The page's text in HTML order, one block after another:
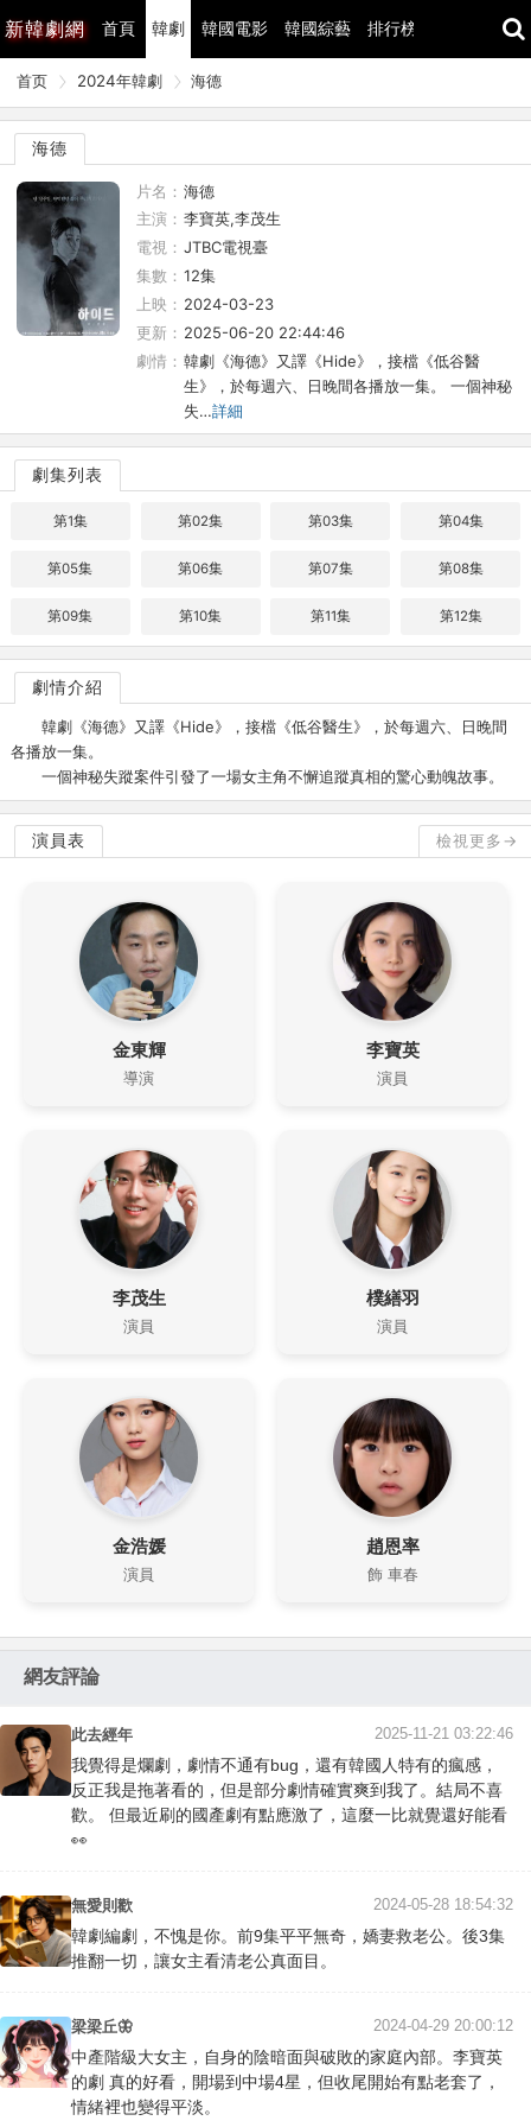
新韓劇網 首頁 韓劇 韓國電影 韓國綜藝 排行榜
首页 2024年韓劇 海德
海德
片名： 海德
主演： 李寶英,李茂生
電視： JTBC電視臺
集數： 12集
上映： 2024-03-23
更新： 2025-06-20 22:44:46
劇情： 韓劇《海德》又譯《Hide》，接檔《低谷醫
生》，於每週六、日晚間各播放一集。 一個神秘
失…詳細
劇集列表
第1集 第02集 第03集 第04集
第05集 第06集 第07集 第08集
第09集 第10集 第11集 第12集
劇情介紹
韓劇《海德》又譯《Hide》，接檔《低谷醫生》，於每週六、日晚間
各播放一集。
一個神秘失蹤案件引發了一場女主角不懈追蹤真相的驚心動魄故事。
演員表 檢視更多→
金東輝
導演
李寶英
演員
李茂生
演員
樸繕羽
演員
金浩媛
演員
趙恩率
飾 車春
網友評論
此去經年 2025-11-21 03:22:46
我覺得是爛劇，劇情不通有bug，還有韓國人特有的瘋感，
反正我是拖著看的，但是部分劇情確實爽到我了。結局不喜
歡。 但最近刷的國產劇有點應激了，這麼一比就覺還好能看
👀
無愛則歡 2024-05-28 18:54:32
韓劇編劇，不愧是你。前9集平平無奇，嬌妻救老公。後3集
推翻一切，讓女主看清老公真面目。
梁梁丘🦋 2024-04-29 20:00:12
中產階級大女主，自身的陰暗面與破敗的家庭內部。李寶英
的劇 真的好看，開場到中場4星，但收尾開始有點老套了，
情緒裡也變得平淡。